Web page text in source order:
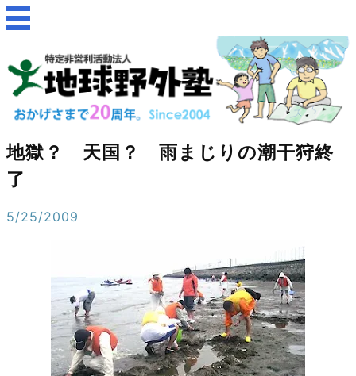
地獄？ 天国？ 雨まじりの潮干狩終
了
5/25/2009